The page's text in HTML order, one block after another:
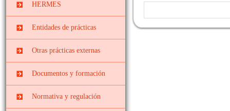
HERMES
Entidades de prácticas
Instituciones
socieducativas
Centros docentes
Otras prácticas externas
Prácticas
EXTRACURRICULARES
Prácticas ERASMUS
Documentos y formación
Cursos, congresos y
jornadas
Normativa y regulación